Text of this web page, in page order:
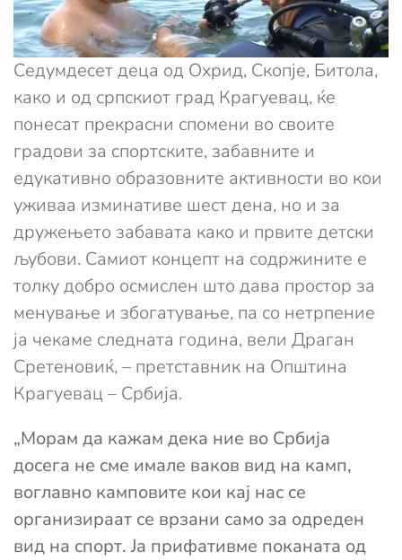
Седумдесет деца од Охрид, Скопје, Битола,
како и од српскиот град Крагуевац, ќе
понесат прекрасни спомени во своите
градови за спортските, забавните и
едукативно образовните активности во кои
уживаа изминативе шест дена, но и за
дружењето забавата како и првите детски
љубови. Самиот концепт на содржините е
толку добро осмислен што дава простор за
менување и збогатување, па со нетрпение
ја чекаме следната година, вели Драган
Сретеновиќ, – претставник на Општина
Крагуевац – Србија.
„Морам да кажам дека ние во Србија
досега не сме имале ваков вид на камп,
воглавно камповите кои кај нас се
организираат се врзани само за одреден
вид на спорт. Ја прифативме поканата од